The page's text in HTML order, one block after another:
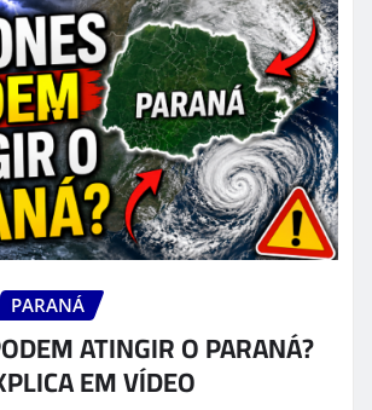
PARANÁ
ATINGIR O PARANÁ?
EM VÍDEO